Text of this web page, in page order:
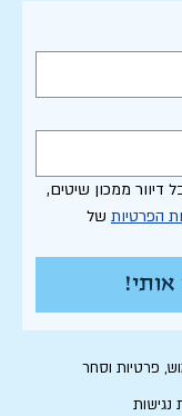
הפרטיות
פרטיות וסחר